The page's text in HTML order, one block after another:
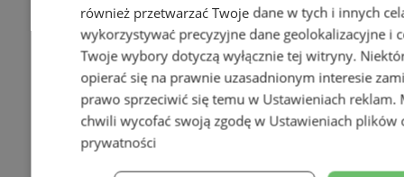
również przetwarzać Twoje dane w tych i innych
wykorzystywać precyzyjne dane geolokalizacyjne i
Twoje wybory dotyczą wyłącznie tej witryny.
opierać się na prawnie uzasadnionym interesie
prawo sprzeciwić się temu w Ustawieniach reklam.
chwili wycofać swoją zgodę w Ustawieniach plików
prywatności